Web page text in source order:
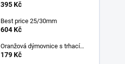
395 Kč
Best price 25/30mm
604 Kč
Oranžová dýmovnice s trhací
pojistkou
179 Kč